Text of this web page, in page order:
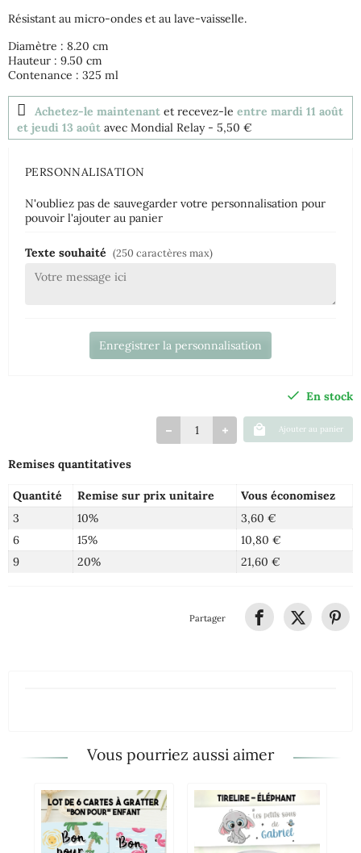
Résistant au micro-ondes et au lave-vaisselle.
Diamètre : 8.20 cm
Hauteur : 9.50 cm
Contenance : 325 ml
Achetez-le maintenant et recevez-le entre mardi 11 août
et jeudi 13 août avec Mondial Relay - 5,50 €
PERSONNALISATION
N'oubliez pas de sauvegarder votre personnalisation pour
pouvoir l'ajouter au panier
Texte souhaité (250 caractères max)
Enregistrer la personnalisation
En stock
Ajouter au panier
Remises quantitatives
Quantité Remise sur prix unitaire
Vous économisez
3
10%
3,60 €
6
15%
10,80 €
9
20% 21,60 €
Partager
Vous pourriez aussi aimer